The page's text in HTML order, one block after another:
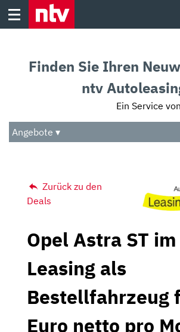
Skip
Audio
Das Beste
Finden Sie Ihren
ntv
Ein Service von
Angebote ▾
Zurück zu den
Deals
Opel Astra ST im
Leasing als
Bestellfahrzeug
Euro netto pro